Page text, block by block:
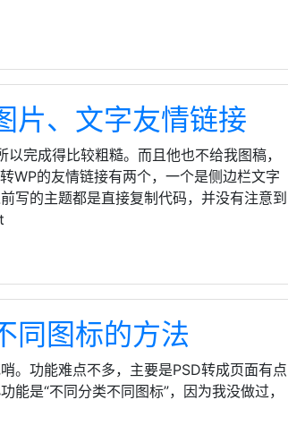
片、文字友情链接
完成得比较粗糙。而且他也不给我图稿，
WP的友情链接有两个，一个是侧边栏文字
写的主题都是直接复制代码，并没有注意到
同图标的方法
。功能难点不多，主要是PSD转成页面有点
是“不同分类不同图标”，因为我没做过，